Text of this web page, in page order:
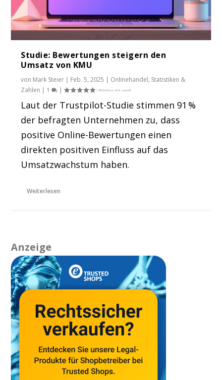
Studie: Bewertungen steigern den
Umsatz von KMU
von Mark Steier | Feb. 5, 2025 | Onlinehandel, Statistiken &
Zahlen | 1 |
Laut der Trustpilot-Studie stimmen 91 %
der befragten Unternehmen zu, dass
positive Online-Bewertungen einen
direkten positiven Einfluss auf das
Umsatzwachstum haben.
Weiterlesen
Anzeige